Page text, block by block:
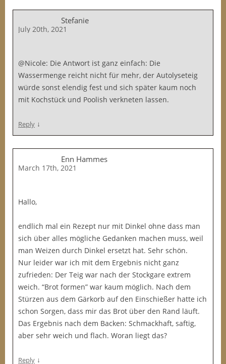
Stefanie
July 20th, 2021
@Nicole: Die Antwort ist ganz einfach: Die
Wassermenge reicht nicht für mehr, der Autolyseteig
würde sonst elendig fest und sich später kaum noch
mit Kochstück und Poolish verkneten lassen.
Reply ↓
Enn Hammes
March 17th, 2021
Hallo,
endlich mal ein Rezept nur mit Dinkel ohne dass man
sich über alles mögliche Gedanken machen muss, weil
man Weizen durch Dinkel ersetzt hat. Sehr schön.
Nur leider war ich mit dem Ergebnis nicht ganz
zufrieden: Der Teig war nach der Stockgare extrem
weich. “Brot formen” war kaum möglich. Nach dem
Stürzen aus dem Gärkorb auf den Einschießer hatte ich
schon Sorgen, dass mir das Brot über den Rand läuft.
Das Ergebnis nach dem Backen: Schmackhaft, saftig,
aber sehr weich und flach. Woran liegt das?
Reply ↓